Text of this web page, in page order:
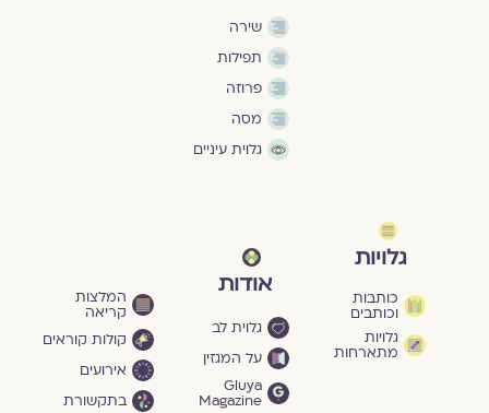
שירה
תפילות
פרוזה
מסה
גלוית עיניים
גלויות
כותבות
וכותבים
גלויות
מתארחות
אודות
גלוית לב
על המגזין
Gluya
Magazine
המלצות
קריאה
קולות קוראים
אירועים
בתקשורת